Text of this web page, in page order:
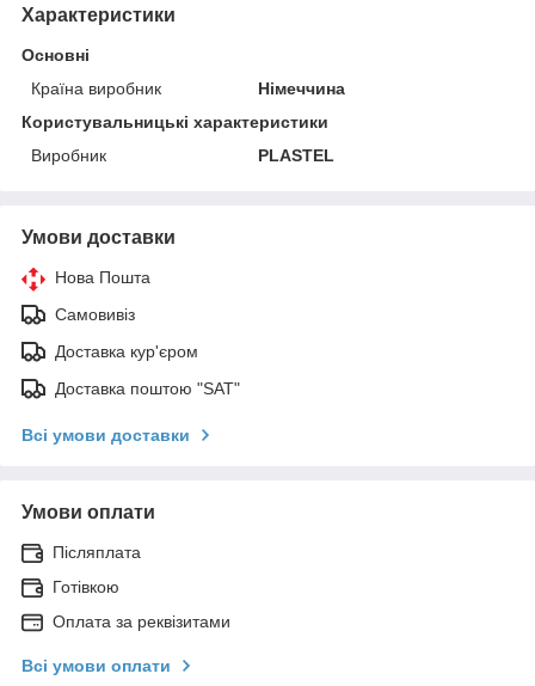
Характеристики
Основні
Країна виробник
Німеччина
Користувальницькі характеристики
Виробник
PLASTEL
Умови доставки
Нова Пошта
Самовивіз
Доставка кур'єром
Доставка поштою "SAT"
Всі умови доставки
Умови оплати
Післяплата
Готівкою
Оплата за реквізитами
Всі умови оплати